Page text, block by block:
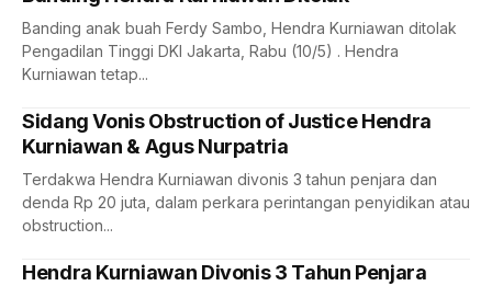
Banding anak buah Ferdy Sambo, Hendra Kurniawan ditolak
Pengadilan Tinggi DKI Jakarta, Rabu (10/5) . Hendra
Kurniawan tetap...
Sidang Vonis Obstruction of Justice Hendra
Kurniawan & Agus Nurpatria
Terdakwa Hendra Kurniawan divonis 3 tahun penjara dan
denda Rp 20 juta, dalam perkara perintangan penyidikan atau
obstruction...
Hendra Kurniawan Divonis 3 Tahun Penjara